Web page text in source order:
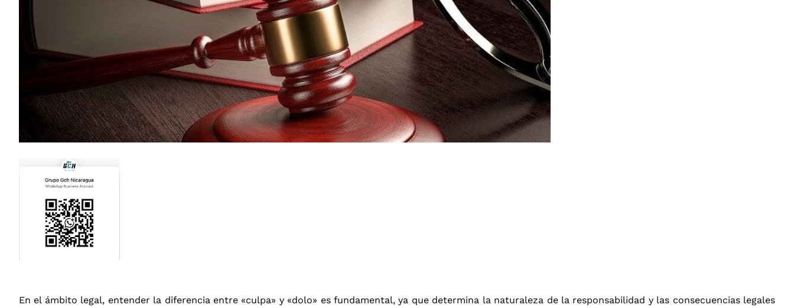
En el ámbito legal, entender la diferencia entre «culpa» y «dolo» es fundamental, ya que determina la naturaleza de la responsabilidad y las consecuencias legales